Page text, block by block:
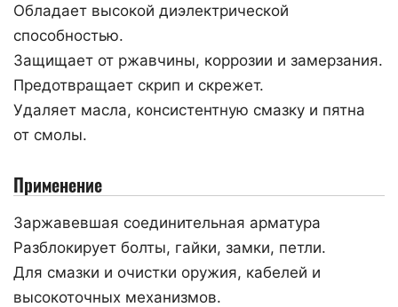
Обладает высокой диэлектрической
способностью.
Защищает от ржавчины, коррозии и замерзания.
Предотвращает скрип и скрежет.
Удаляет масла, консистентную смазку и пятна
от смолы.
Применение
Заржавевшая соединительная арматура
Разблокирует болты, гайки, замки, петли.
Для смазки и очистки оружия, кабелей и
высокоточных механизмов.